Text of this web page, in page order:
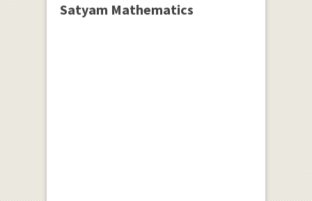
Satyam Mathematics